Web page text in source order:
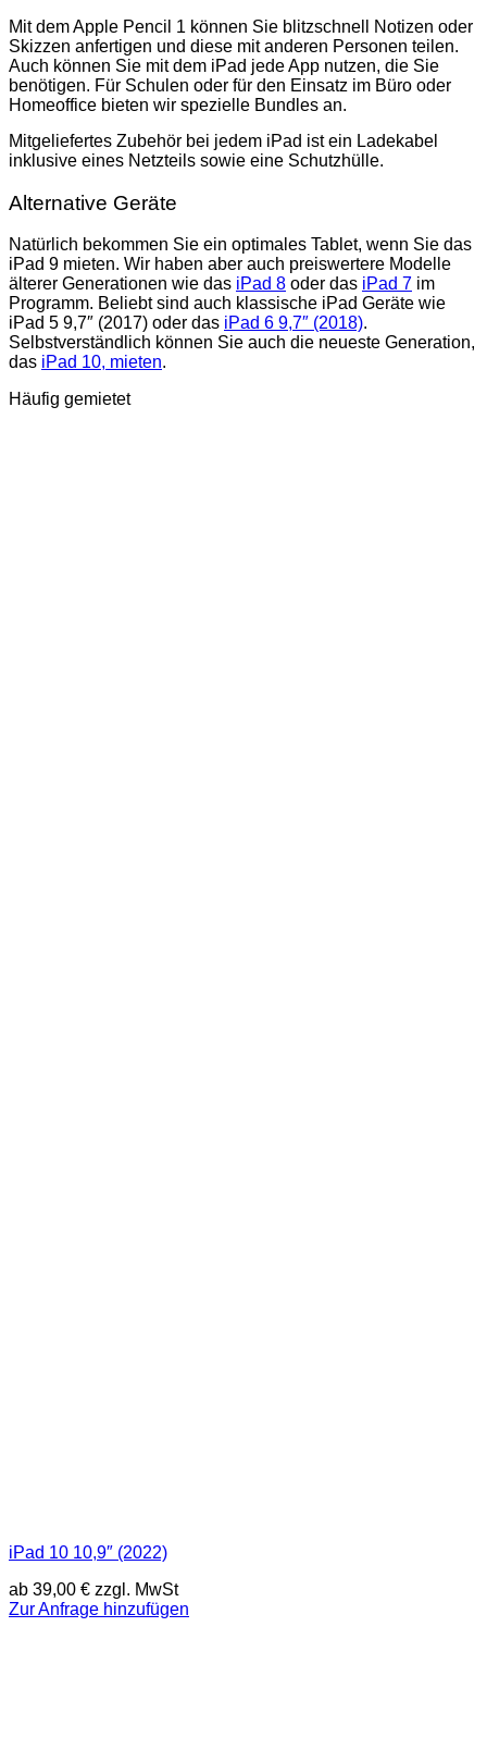
Mit dem Apple Pencil 1 können Sie blitzschnell Notizen oder
Skizzen anfertigen und diese mit anderen Personen teilen.
Auch können Sie mit dem iPad jede App nutzen, die Sie
benötigen. Für Schulen oder für den Einsatz im Büro oder
Homeoffice bieten wir spezielle Bundles an.
Mitgeliefertes Zubehör bei jedem iPad ist ein Ladekabel
inklusive eines Netzteils sowie eine Schutzhülle.
Alternative Geräte
Natürlich bekommen Sie ein optimales Tablet, wenn Sie das
iPad 9 mieten. Wir haben aber auch preiswertere Modelle
älterer Generationen wie das iPad 8 oder das iPad 7 im
Programm. Beliebt sind auch klassische iPad Geräte wie
iPad 5 9,7″ (2017) oder das iPad 6 9,7″ (2018).
Selbstverständlich können Sie auch die neueste Generation,
das iPad 10, mieten.
Häufig gemietet
iPad 10 10,9″ (2022)
ab 39,00 € zzgl. MwSt
Zur Anfrage hinzufügen